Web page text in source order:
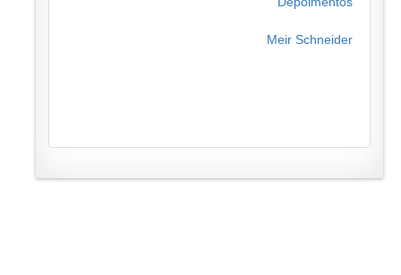
Meir Schneider